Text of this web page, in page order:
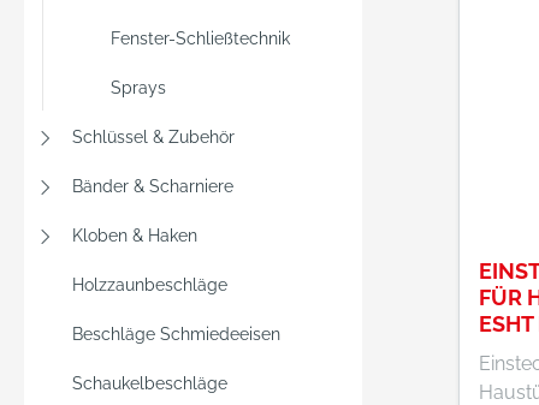
Fenster-Schließtechnik
Sprays
Schlüssel & Zubehör
Bänder & Scharniere
Kloben & Haken
Holzzaunbeschläge
Beschläge Schmiedeeisen
Schaukelbeschläge
FÜR
20 EK